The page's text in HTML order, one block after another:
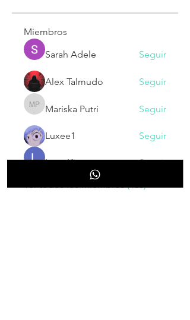
Miembros
Sarah Adele
Seguir
Alex Talmudo Seguir
Mariska Putri
Mariska Putri Seguir
Luxee1 Seguir
Larry King
Seguir
Ver todos los miembros (130)